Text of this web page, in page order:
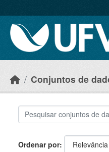
Conjuntos de
Ordenar por